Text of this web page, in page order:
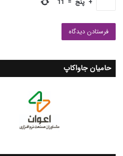
+ پنج =
11
حامیان جاواکاپ